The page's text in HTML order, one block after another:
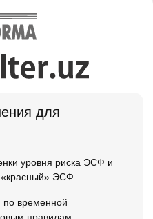
для
уровня риска ЭСФ и
«красный» ЭСФ
по временной